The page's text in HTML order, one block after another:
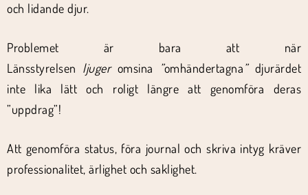
och lidande djur.
Problemet är bara att när
Länsstyrelsen ljuger omsina ”omhändertagna” djurärdet
inte lika lätt och roligt längre att genomföra deras
”uppdrag”!
Att genomföra status, föra journal och skriva intyg kräver
professionalitet, ärlighet och saklighet.